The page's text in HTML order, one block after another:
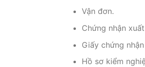
Vận đơn.
Chứng nhận
Giấy chứng
Hồ sơ kiểm